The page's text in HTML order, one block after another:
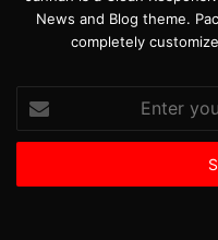
News and Blog theme.
completely
your
Email